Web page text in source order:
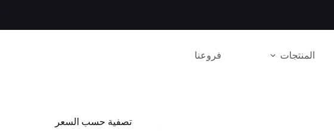
المنتجات فروعنا
تصفية حسب السعر